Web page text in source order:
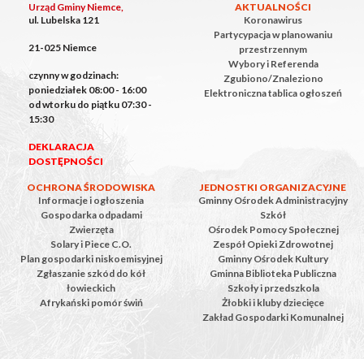
Urząd Gminy Niemce,
ul. Lubelska 121
21-025 Niemce
czynny w godzinach:
poniedziałek 08:00 - 16:00
od wtorku do piątku 07:30 -
15:30
DEKLARACJA
DOSTĘPNOŚCI
AKTUALNOŚCI
Koronawirus
Partycypacja w planowaniu
przestrzennym
Wybory i Referenda
Zgubiono/Znaleziono
Elektroniczna tablica ogłoszeń
OCHRONA ŚRODOWISKA
Informacje i ogłoszenia
Gospodarka odpadami
Zwierzęta
Solary i Piece C.O.
Plan gospodarki niskoemisyjnej
Zgłaszanie szkód do kół
łowieckich
Afrykański pomór świń
JEDNOSTKI ORGANIZACYJNE
Gminny Ośrodek Administracyjny
Szkół
Ośrodek Pomocy Społecznej
Zespół Opieki Zdrowotnej
Gminny Ośrodek Kultury
Gminna Biblioteka Publiczna
Szkoły i przedszkola
Żłobki i kluby dziecięce
Zakład Gospodarki Komunalnej